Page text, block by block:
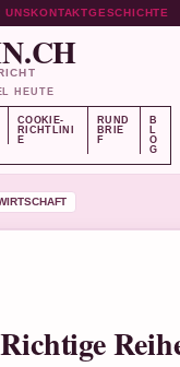
UNSKONTAKTGESCHICHTE
HEUTE
COOKIE-
RICHTLINI
E
RUND
BRIE
F
B
L
O
G